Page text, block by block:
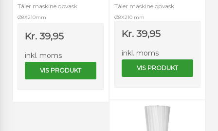
Tåler maskine opvask
Ø8X210mm
Kr. 39,95
inkl. moms
VIS PRODUKT
Tåler maskine opvask.
Ø8X210 mm
Kr. 39,95
inkl. moms
VIS PRODUKT